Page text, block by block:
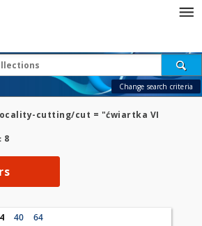
Change search criteria
cutting/cut = "ćwiartka VI
8
40
64